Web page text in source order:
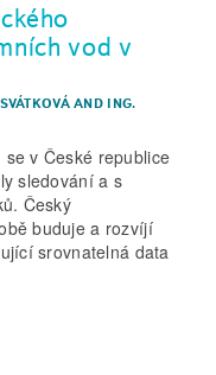
vod v
AND ING.
v České republice
sledování a s
Český
buduje a rozvíjí
srovnatelná data